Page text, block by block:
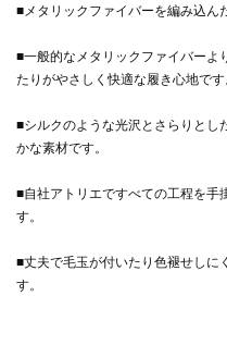
■メタリックファイバーを編み込ん
■一般的なメタリックファイバーよ
たりがやさしく快適な履き心地です
■シルクのような光沢とさらりとし
かな素材です。
■自社アトリエですべての工程を手
す。
■丈夫で毛玉が付いたり色褪せしに
す。